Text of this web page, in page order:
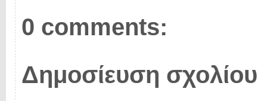
0 comments:
Δημοσίευση σχολίου